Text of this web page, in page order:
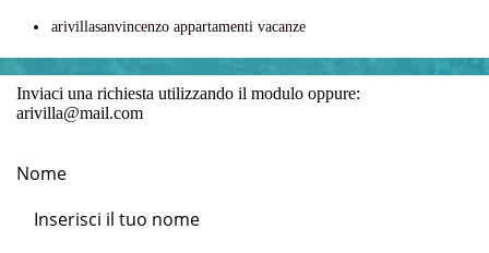
arivillasanvincenzo appartamenti vacanze
Inviaci una richiesta utilizzando il modulo oppure:
arivilla@mail.com
Nome